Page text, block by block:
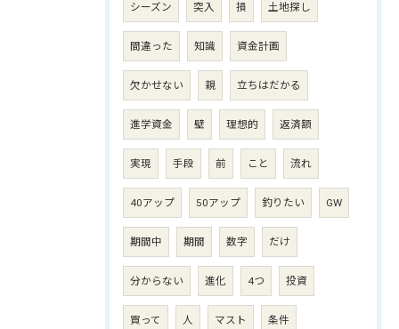
シーズン 突入 損 土地探し
間違った 知識 資金計画
欠かせない 親 立ちはだかる
進学資金 壁 理想的 返済額
実現 手段 前 こと 流れ
40アップ 50アップ 釣りたい GW
期間中 期間 数字 だけ
分からない 進化 4つ 投資
買って 人 マスト 条件